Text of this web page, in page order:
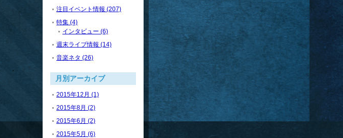
注目イベント情報 (207)
特集 (4)
インタビュー (6)
週末ライブ情報 (14)
音楽ネタ (26)
月別アーカイブ
2015年12月 (1)
2015年8月 (2)
2015年6月 (2)
2015年5月 (6)